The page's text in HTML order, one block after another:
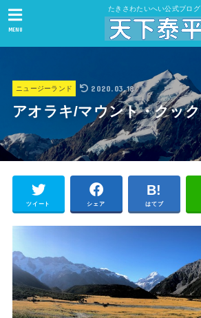
たきさわたいへい公式ブログ
MENU
ニュージーランド 2020.03.18
アオラキ/マウント・クック
ツイート シェア はてブ